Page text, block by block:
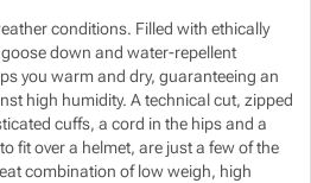
conditions. Filled with ethically
down and water-repellent
you warm and dry, guaranteeing an
high humidity. A technical cut, zipped
cuffs, a cord in the hips and a
fit over a helmet, are just a few of the
combination of low weigh, high